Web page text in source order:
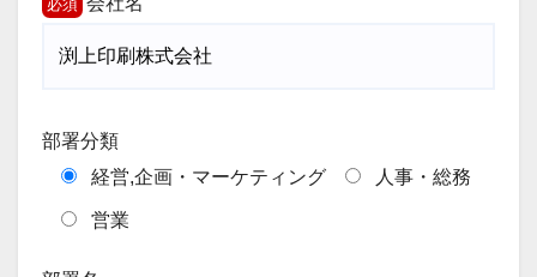
部署分類
経営,企画・マーケティング
人事・総務
営業